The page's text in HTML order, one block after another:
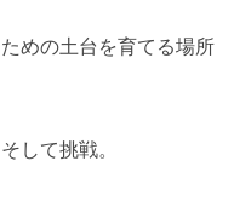
めの土台を育てる場所
して挑戦。